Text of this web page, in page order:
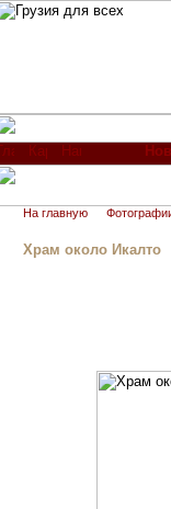
На главную
Храм около Икалто